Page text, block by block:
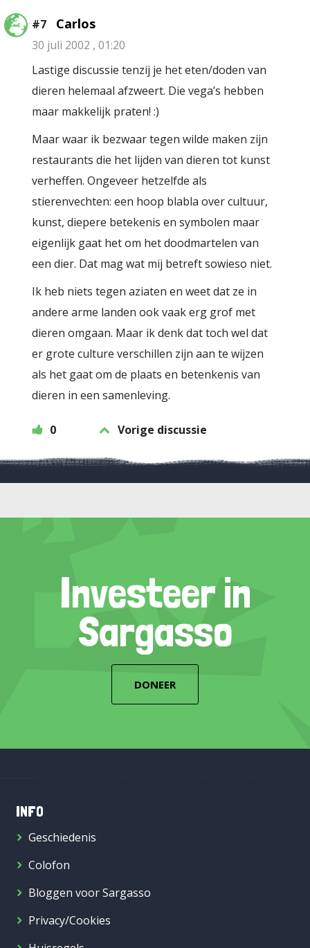
#7 Carlos
30 juli 2002 , 01:20
Lastige discussie tenzij je het eten/doden van
dieren helemaal afzweert. Die vega’s hebben
maar makkelijk praten! :)
Maar waar ik bezwaar tegen wilde maken zijn
restaurants die het lijden van dieren tot kunst
verheffen. Ongeveer hetzelfde als
stierenvechten: een hoop blabla over cultuur,
kunst, diepere betekenis en symbolen maar
eigenlijk gaat het om het doodmartelen van
een dier. Dat mag wat mij betreft sowieso niet.
Ik heb niets tegen aziaten en weet dat ze in
andere arme landen ook vaak erg grof met
dieren omgaan. Maar ik denk dat toch wel dat
er grote culture verschillen zijn aan te wijzen
als het gaat om de plaats en betenkenis van
dieren in een samenleving.
0 Vorige discussie
Investeer in
Sargasso
DONEER
INFO
Geschiedenis
Colofon
Bloggen voor Sargasso
Privacy/Cookies